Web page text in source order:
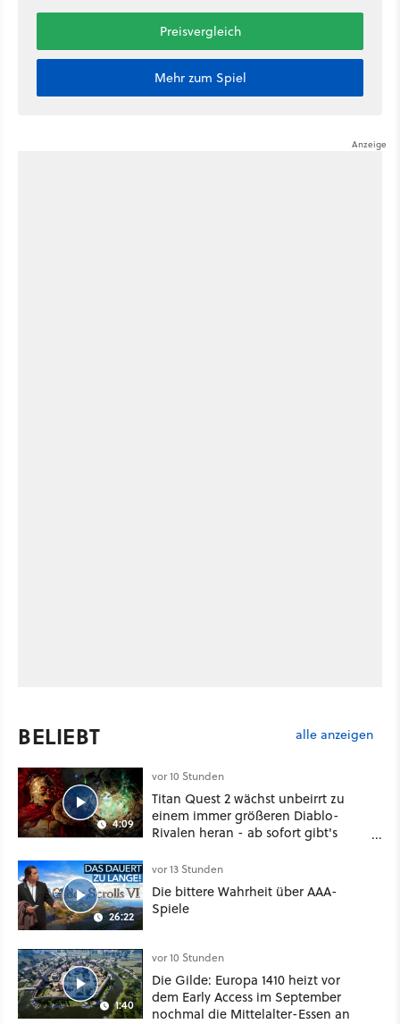
Preisvergleich
Mehr zum Spiel
BELIEBT alle anzeigen
4:09
vor 10 Stunden
Titan Quest 2 wächst unbeirrt zu
einem immer größeren Diablo-
Rivalen heran - ab sofort gibt's
Klasse
26:22
vor 13 Stunden
Die bittere Wahrheit über AAA-
Spiele
1:40
vor 10 Stunden
Die Gilde: Europa 1410 heizt vor
dem Early Access im September
nochmal die Mittelalter-Essen an